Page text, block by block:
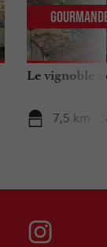
Le vignoble
7,5 km -